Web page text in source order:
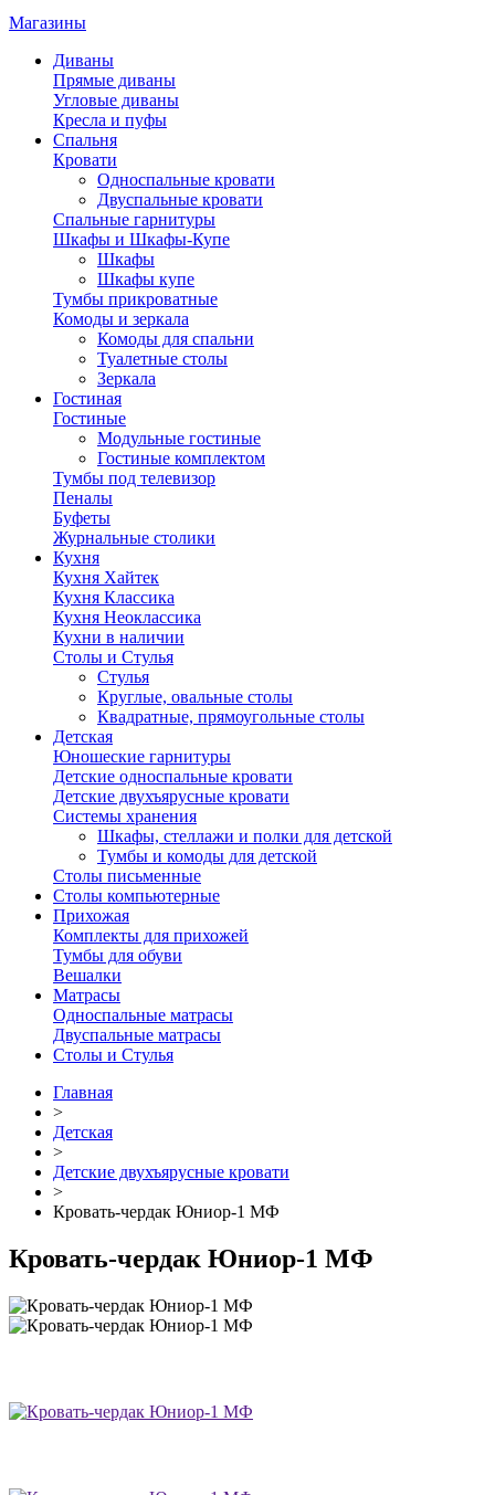
Магазины
Диваны
Прямые диваны
Угловые диваны
Кресла и пуфы
Спальня
Кровати
Односпальные кровати
Двуспальные кровати
Спальные гарнитуры
Шкафы и Шкафы-Купе
Шкафы
Шкафы купе
Тумбы прикроватные
Комоды и зеркала
Комоды для спальни
Туалетные столы
Зеркала
Гостиная
Гостиные
Модульные гостиные
Гостиные комплектом
Тумбы под телевизор
Пеналы
Буфеты
Журнальные столики
Кухня
Кухня Хайтек
Кухня Классика
Кухня Неоклассика
Кухни в наличии
Столы и Стулья
Стулья
Круглые, овальные столы
Квадратные, прямоугольные столы
Детская
Юношеские гарнитуры
Детские односпальные кровати
Детские двухъярусные кровати
Системы хранения
Шкафы, стеллажи и полки для детской
Тумбы и комоды для детской
Столы письменные
Столы компьютерные
Прихожая
Комплекты для прихожей
Тумбы для обуви
Вешалки
Матрасы
Односпальные матрасы
Двуспальные матрасы
Столы и Стулья
Главная
>
Детская
>
Детские двухъярусные кровати
>
Кровать-чердак Юниор-1 МФ
Кровать-чердак Юниор-1 МФ